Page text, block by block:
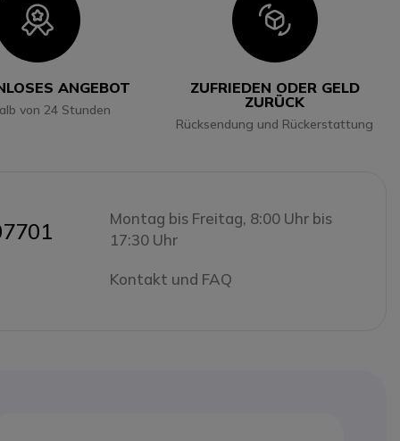
Icon
ANGEBOT
von 24 Stunden
Icon
ZUFRIEDEN ODER GELD
ZURÜCK
Rücksendung und Rückerstattung
Montag bis Freitag, 8:00 Uhr bis
17:30 Uhr
Kontakt und FAQ